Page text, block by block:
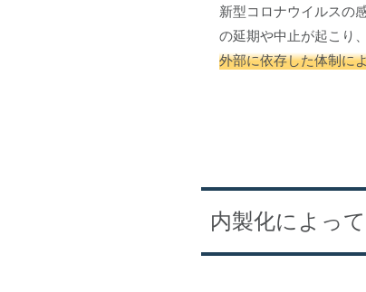
新型コロナウイルスの
の延期や中止が起こり
外部に依存した体制に
内製化によっ